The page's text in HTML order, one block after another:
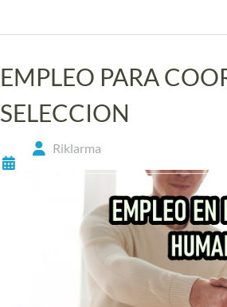
EMPLEO PARA
SELECCION
Riklarma